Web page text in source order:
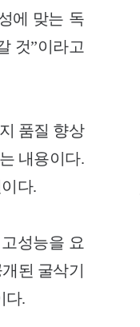
에 맞는 독
것”이라고
품질 향상
내용이다.
다.
성능을 요
된 굴삭기
다.